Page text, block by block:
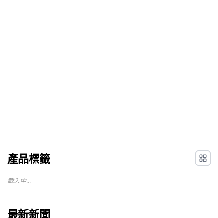
產品標籤
載入中...
最新新聞